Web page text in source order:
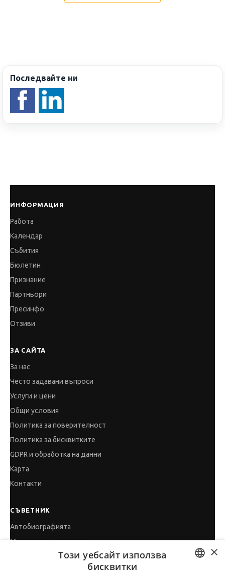
Последвайте ни
ИНФОРМАЦИЯ
Работа
Календар
Събития
Бюлетин
Признание
Партньори
Пресинфо
Отзиви
ЗА САЙТА
За нас
Често задавани въпроси
Услуги и цени
Общи условия
Политика за поверителност
Политика за бисквитките
GDPR и обработка на данни
Карта
Контакти
СЪВЕТНИК
Автобиографията
Мотивационното писмо
Интервю за работа
Когато получим оферта
×
Този уебсайт използва
бисквитки